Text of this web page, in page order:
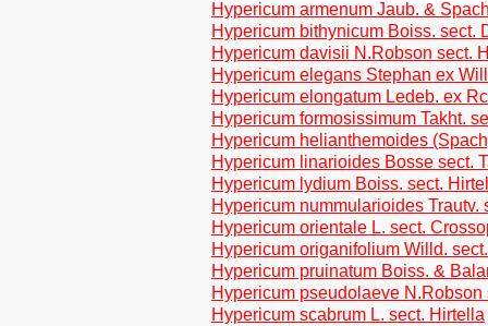
Hypericum armenum Jaub. &
Hypericum bithynicum Boiss. sect.
Hypericum davisii N.Robson sect.
Hypericum elegans Stephan ex
Hypericum elongatum Ledeb. ex
Hypericum formosissimum Takht.
Hypericum helianthemoides
Hypericum linarioides Bosse sect.
Hypericum lydium Boiss. sect.
Hypericum nummularioides Trautv.
Hypericum orientale L. sect.
Hypericum origanifolium Willd.
Hypericum pruinatum Boiss. &
Hypericum pseudolaeve N.Robson
Hypericum scabrum L. sect. Hirtella